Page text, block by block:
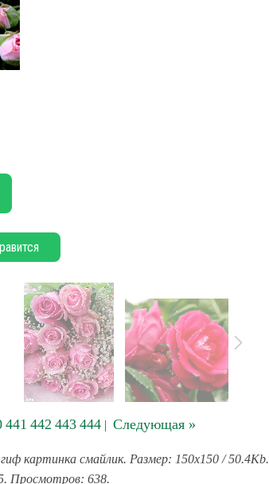
441 442 443 444| Следующая »
картинка смайлик. Размер: 150x150 / 50.4Kb.
Просмотров: 638.